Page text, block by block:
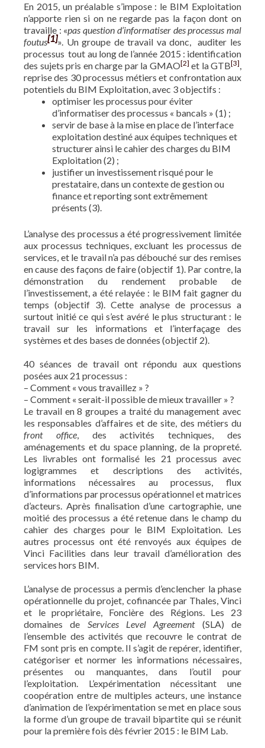
En 2015, un préalable s’impose : le BIM Exploitation
n’apporte rien si on ne regarde pas la façon dont on
travaille : «pas question d’informatiser des processus mal
foutus[1]». Un groupe de travail va donc, auditer les
processus tout au long de l’année 2015 : identification
des sujets pris en charge par la GMAO[2] et la GTB[3],
reprise des 30 processus métiers et confrontation aux
potentiels du BIM Exploitation, avec 3 objectifs :
optimiser les processus pour éviter
d’informatiser des processus « bancals » (1) ;
servir de base à la mise en place de l’interface
exploitation destiné aux équipes techniques et
structurer ainsi le cahier des charges du BIM
Exploitation (2) ;
justifier un investissement risqué pour le
prestataire, dans un contexte de gestion ou
finance et reporting sont extrêmement
présents (3).
L’analyse des processus a été progressivement limitée
aux processus techniques, excluant les processus de
services, et le travail n’a pas débouché sur des remises
en cause des façons de faire (objectif 1). Par contre, la
démonstration du rendement probable de
l’investissement, a été relayée : le BIM fait gagner du
temps (objectif 3). Cette analyse de processus a
surtout initié ce qui s’est avéré le plus structurant : le
travail sur les informations et l’interfaçage des
systèmes et des bases de données (objectif 2).
40 séances de travail ont répondu aux questions
posées aux 21 processus :
– Comment « vous travaillez » ?
– Comment « serait-il possible de mieux travailler » ?
Le travail en 8 groupes a traité du management avec
les responsables d’affaires et de site, des métiers du
front office, des activités techniques, des
aménagements et du space planning, de la propreté.
Les livrables ont formalisé les 21 processus avec
logigrammes et descriptions des activités,
informations nécessaires au processus, flux
d’informations par processus opérationnel et matrices
d’acteurs. Après finalisation d’une cartographie, une
moitié des processus a été retenue dans le champ du
cahier des charges pour le BIM Exploitation. Les
autres processus ont été renvoyés aux équipes de
Vinci Facilities dans leur travail d’amélioration des
services hors BIM.
L’analyse de processus a permis d’enclencher la phase
opérationnelle du projet, cofinancée par Thales, Vinci
et le propriétaire, Foncière des Régions. Les 23
domaines de Services Level Agreement(SLA) de
l’ensemble des activités que recouvre le contrat de
FM sont pris en compte. Il s’agit de repérer, identifier,
catégoriser et normer les informations nécessaires,
présentes ou manquantes, dans l’outil pour
l’exploitation. L’expérimentation nécessitant une
coopération entre de multiples acteurs, une instance
d’animation de l’expérimentation se met en place sous
la forme d’un groupe de travail bipartite qui se réunit
pour la première fois dès février 2015 : le BIM Lab.